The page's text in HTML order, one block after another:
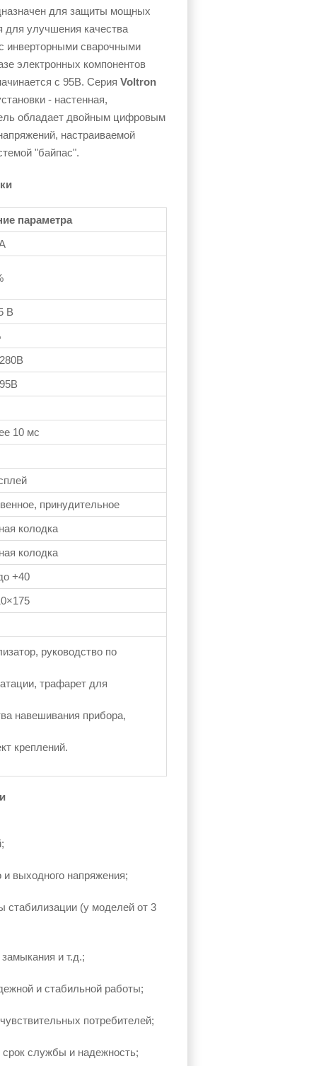
для защиты мощных
для улучшения качества
инверторными сварочными
электронных компонентов
с 95В. Серия Voltron
- настенная,
обладает двойным цифровым
настраиваемой
"байпас".
параметра
В
10 мс
принудительное
колодка
колодка
+40
руководство по
трафарет для
навешивания прибора,
креплений.
выходного напряжения;
стабилизации (у моделей от 3
и т.д.;
и стабильной работы;
потребителей;
службы и надежность;